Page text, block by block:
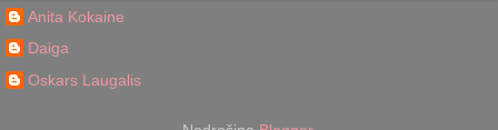
Anita Kokaine
Daiga
Oskars Laugalis